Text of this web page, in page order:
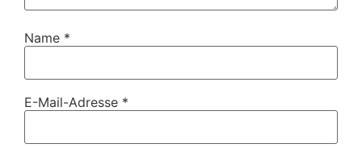
Name *
E-Mail-Adresse *